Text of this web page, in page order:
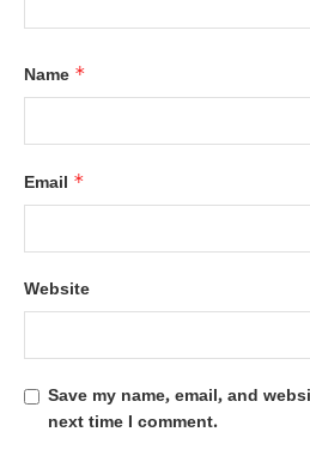
Name *
Email *
Website
Save my name, email, and
next time I comment.